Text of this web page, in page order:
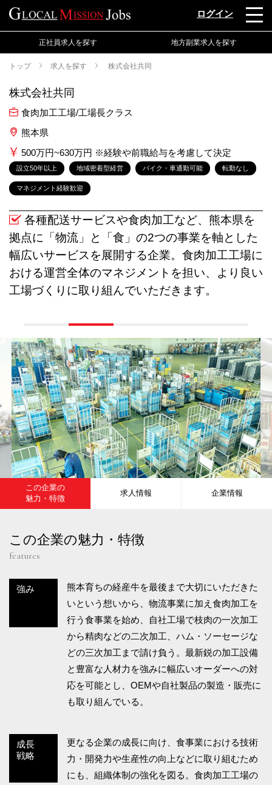
ログイン
正社員求人を探す 地方副業求人を探す
トップ 求人を探す 株式会社共同
株式会社共同
食肉加工工場/工場長クラス
熊本県
500万円~630万円 ※経験や前職給与を考慮して決定
設立50年以上 地域密着型経営 バイク・車通勤可能 転勤なし
マネジメント経験歓迎
各種配送サービスや食肉加工など、熊本県を
拠点に「物流」と「食」の2つの事業を軸とした
幅広いサービスを展開する企業。食肉加工工場に
おける運営全体のマネジメントを担い、より良い
工場づくりに取り組んでいただきます。
この企業の
魅力・特徴
求人情報 企業情報
この企業の魅力・特徴
features
強み
熊本育ちの経産牛を最後まで⼤切にいただきた
いという想いから、物流事業に加え食肉加工を
行う食事業を始め、自社工場で枝⾁の一次加⼯
から精⾁などの二次加⼯、ハム・ソーセージな
どの三次加⼯まで請け負う。最新鋭の加⼯設備
と豊富な⼈材⼒を強みに幅広いオーダーへの対
応を可能とし、OEMや⾃社製品の製造・販売に
も取り組んでいる。
成長
戦略
更なる企業の成長に向け、食事業における技術
力・開発力や生産性の向上などに取り組むため
にも、組織体制の強化を図る。食肉加工工場の